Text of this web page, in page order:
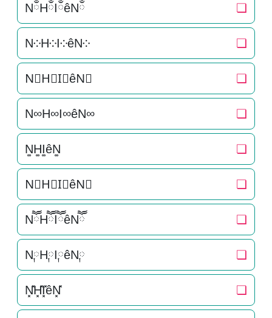
NྂHྂIྂêNྂ ❏
N༶H༶I༶êN༶ ❏
N⃕H⃕I⃕êN⃕ ❏
N∞H∞I∞êN∞ ❏
N͚H͚I͚êN͚ ❏
N⃒H⃒I⃒êN⃒ ❏
NཽHཽIཽêNཽ ❏
N༙H༙I༙êN༙ ❏
N͓̽H͓̽I͓̽êN͓̽ ❏